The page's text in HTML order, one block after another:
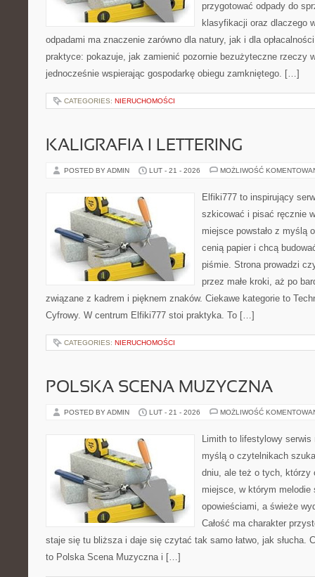
przygotować odpady do
klasyfikacji oraz dlaczego
odpadami ma znaczenie zarówno dla natury, jak i dla
praktyce: pokazuje, jak zamienić pozornie bezużyteczne rzeczy
jednocześnie wspierając gospodarkę obiegu zamkniętego. […]
CATEGORIES: NIERUCHOMOŚCI
KALIGRAFIA I LETTERING
POSTED BY ADMIN LUT - 21 - 2026 MOŻLIWOŚĆ
Elfiki777 to inspirujący
szkicować i pisać ręcznie
miejsce powstało z myślą
cenią papier i chcą
piśmie. Strona prowadzi
przez małe kroki, aż po
związane z kadrem i pięknem znaków. Ciekawe kategorie to
Cyfrowy. W centrum Elfiki777 stoi praktyka. To […]
CATEGORIES: NIERUCHOMOŚCI
POLSKA SCENA MUZYCZNA
POSTED BY ADMIN LUT - 21 - 2026 MOŻLIWOŚĆ
Limith to lifestylowy
myślą o czytelnikach
dniu, ale też o tych, którzy
miejsce, w którym melodie
opowieściami, a świeże
Całość ma charakter
staje się tu bliższa i daje się czytać tak samo łatwo, jak słucha.
to Polska Scena Muzyczna i […]